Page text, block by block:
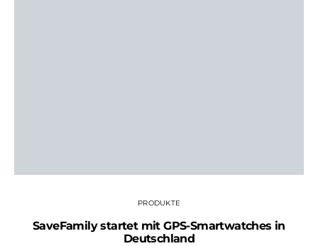
PRODUKTE
SaveFamily startet mit GPS-Smartwatches in
Deutschland